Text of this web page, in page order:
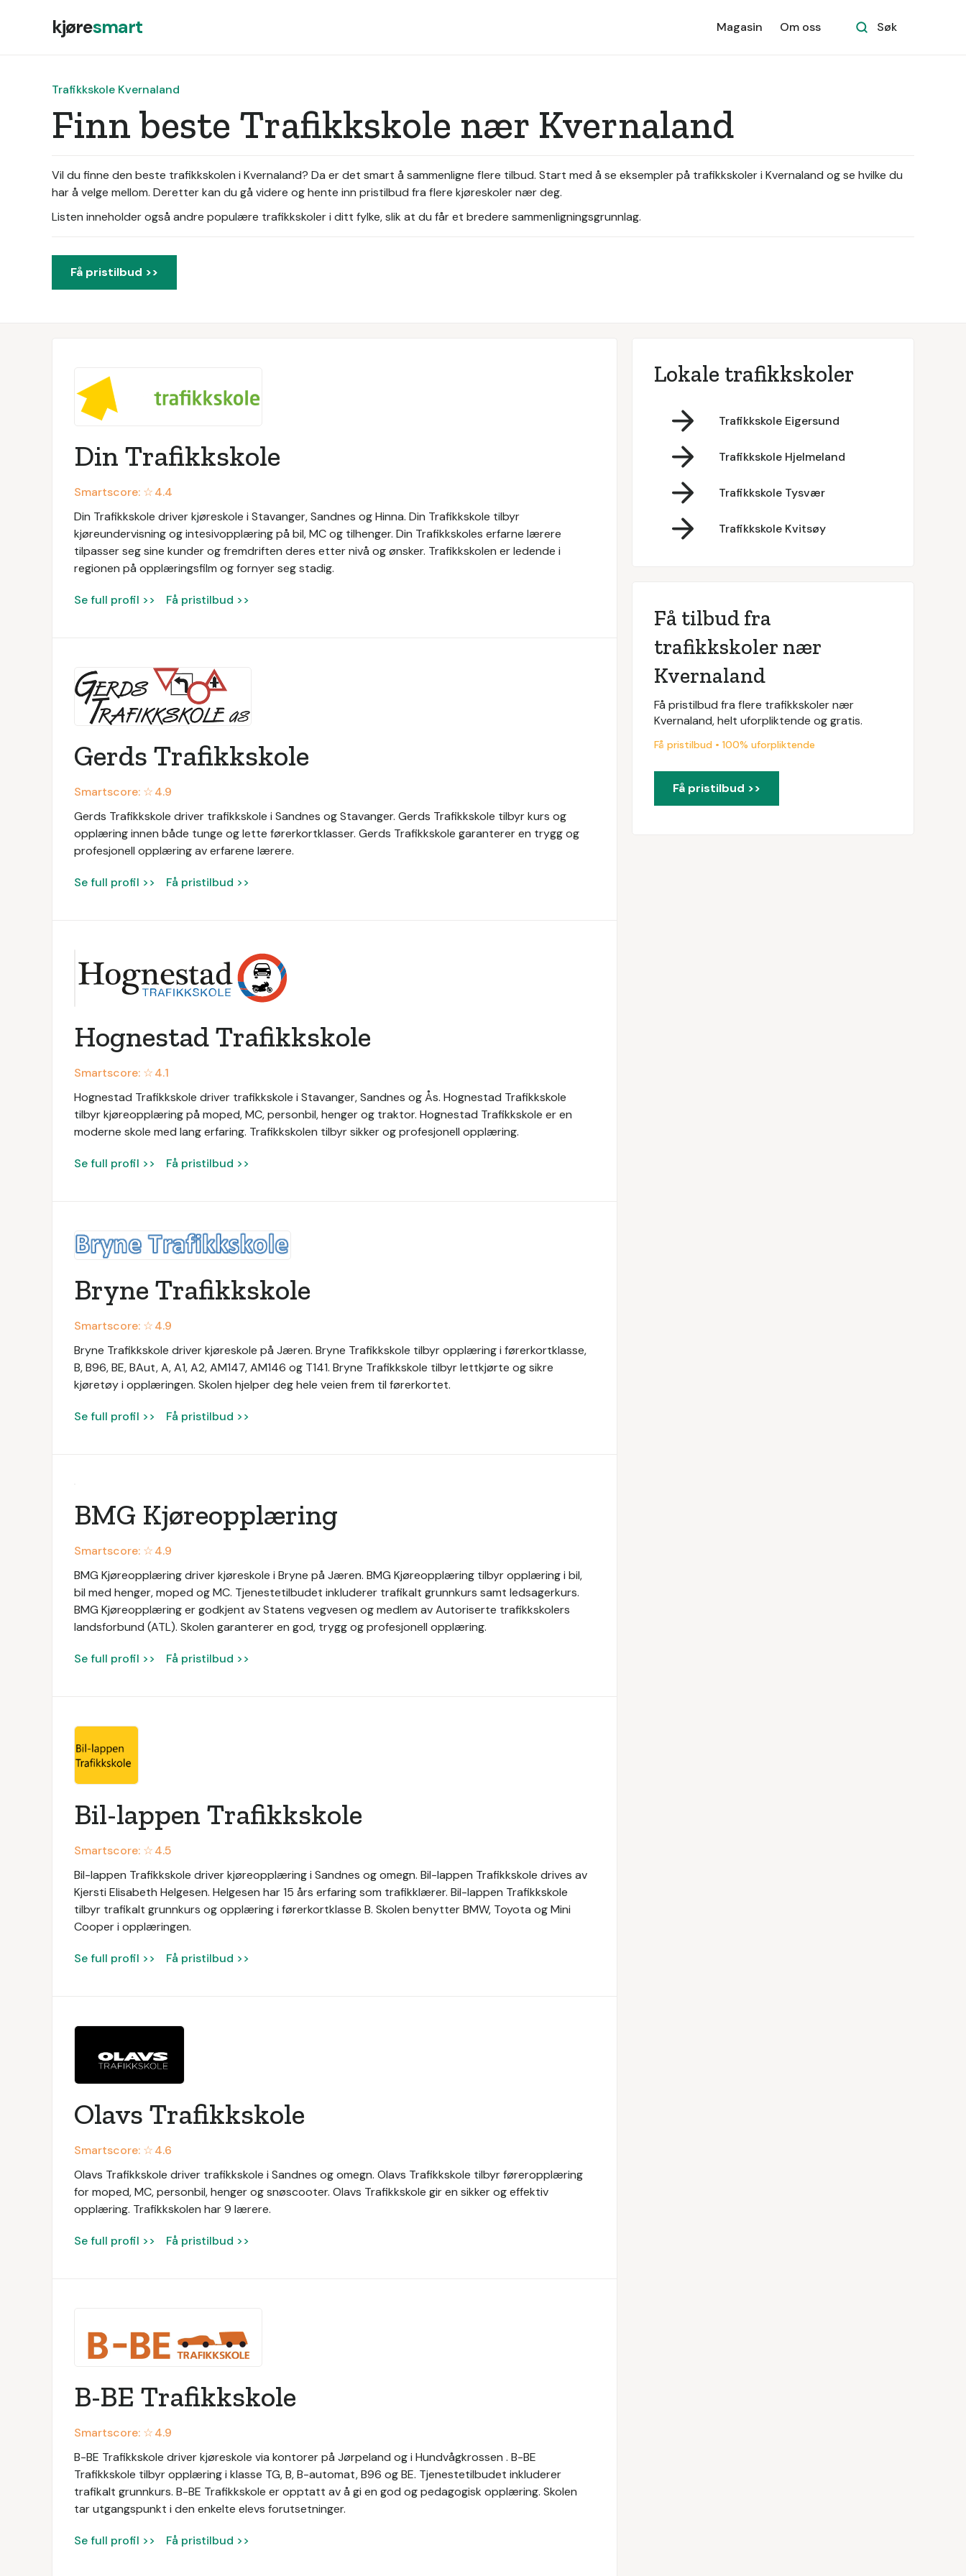
kjøresmart Magasin Om oss Søk
Trafikkskole Kvernaland
Finn beste Trafikkskole nær Kvernaland
Vil du finne den beste trafikkskolen i Kvernaland? Da er det smart å sammenligne flere tilbud. Start med å se eksempler på trafikkskoler i Kvernaland og se hvilke du
har å velge mellom. Deretter kan du gå videre og hente inn pristilbud fra flere kjøreskoler nær deg.
Listen inneholder også andre populære trafikkskoler i ditt fylke, slik at du får et bredere sammenligningsgrunnlag.
Få pristilbud >>
Din Trafikkskole
Smartscore: ☆4.4
Din Trafikkskole driver kjøreskole i Stavanger, Sandnes og Hinna. Din Trafikkskole tilbyr
kjøreundervisning og intesivopplæring på bil, MC og tilhenger. Din Trafikkskoles erfarne lærere
tilpasser seg sine kunder og fremdriften deres etter nivå og ønsker. Trafikkskolen er ledende i
regionen på opplæringsfilm og fornyer seg stadig.
Se full profil >> Få pristilbud >>
Gerds Trafikkskole
Smartscore: ☆4.9
Gerds Trafikkskole driver trafikkskole i Sandnes og Stavanger. Gerds Trafikkskole tilbyr kurs og
opplæring innen både tunge og lette førerkortklasser. Gerds Trafikkskole garanterer en trygg og
profesjonell opplæring av erfarene lærere.
Se full profil >> Få pristilbud >>
Hognestad Trafikkskole
Smartscore: ☆4.1
Hognestad Trafikkskole driver trafikkskole i Stavanger, Sandnes og Ås. Hognestad Trafikkskole
tilbyr kjøreopplæring på moped, MC, personbil, henger og traktor. Hognestad Trafikkskole er en
moderne skole med lang erfaring. Trafikkskolen tilbyr sikker og profesjonell opplæring.
Se full profil >> Få pristilbud >>
Bryne Trafikkskole
Smartscore: ☆4.9
Bryne Trafikkskole driver kjøreskole på Jæren. Bryne Trafikkskole tilbyr opplæring i førerkortklasse,
B, B96, BE, BAut, A, A1, A2, AM147, AM146 og T141. Bryne Trafikkskole tilbyr lettkjørte og sikre
kjøretøy i opplæringen. Skolen hjelper deg hele veien frem til førerkortet.
Se full profil >> Få pristilbud >>
BMG Kjøreopplæring
Smartscore: ☆4.9
BMG Kjøreopplæring driver kjøreskole i Bryne på Jæren. BMG Kjøreopplæring tilbyr opplæring i bil,
bil med henger, moped og MC. Tjenestetilbudet inkluderer trafikalt grunnkurs samt ledsagerkurs.
BMG Kjøreopplæring er godkjent av Statens vegvesen og medlem av Autoriserte trafikkskolers
landsforbund (ATL). Skolen garanterer en god, trygg og profesjonell opplæring.
Se full profil >> Få pristilbud >>
Bil-lappen Trafikkskole
Smartscore: ☆4.5
Bil-lappen Trafikkskole driver kjøreopplæring i Sandnes og omegn. Bil-lappen Trafikkskole drives av
Kjersti Elisabeth Helgesen. Helgesen har 15 års erfaring som trafikklærer. Bil-lappen Trafikkskole
tilbyr trafikalt grunnkurs og opplæring i førerkortklasse B. Skolen benytter BMW, Toyota og Mini
Cooper i opplæringen.
Se full profil >> Få pristilbud >>
Olavs Trafikkskole
Smartscore: ☆4.6
Olavs Trafikkskole driver trafikkskole i Sandnes og omegn. Olavs Trafikkskole tilbyr føreropplæring
for moped, MC, personbil, henger og snøscooter. Olavs Trafikkskole gir en sikker og effektiv
opplæring. Trafikkskolen har 9 lærere.
Se full profil >> Få pristilbud >>
B-BE Trafikkskole
Smartscore: ☆4.9
B-BE Trafikkskole driver kjøreskole via kontorer på Jørpeland og i Hundvågkrossen . B-BE
Trafikkskole tilbyr opplæring i klasse TG, B, B-automat, B96 og BE. Tjenestetilbudet inkluderer
trafikalt grunnkurs. B-BE Trafikkskole er opptatt av å gi en god og pedagogisk opplæring. Skolen
tar utgangspunkt i den enkelte elevs forutsetninger.
Se full profil >> Få pristilbud >>
Lokale trafikkskoler
Trafikkskole Eigersund
Trafikkskole Hjelmeland
Trafikkskole Tysvær
Trafikkskole Kvitsøy
Få tilbud fra
trafikkskoler nær
Kvernaland
Få pristilbud fra flere trafikkskoler nær
Kvernaland, helt uforpliktende og gratis.
Få pristilbud • 100% uforpliktende
Få pristilbud >>